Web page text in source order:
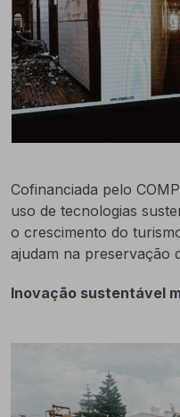
Cofinanciada pelo
uso de tecnologias
o crescimento do
ajudam na preservação
Inovação sustentável